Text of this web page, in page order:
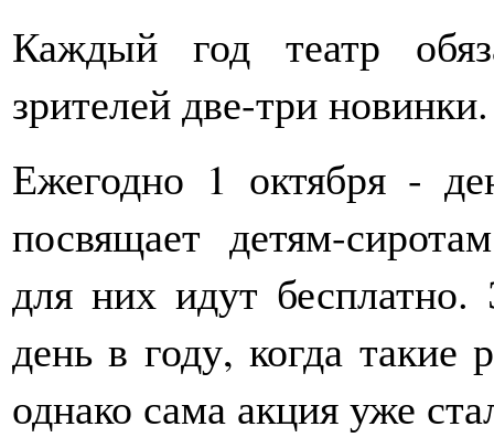
Каждый год театр
зрителей две-три новинки.
Ежегодно 1 октября -
посвящает детям-
для них идут
день в году, когда такие
однако сама акция уже